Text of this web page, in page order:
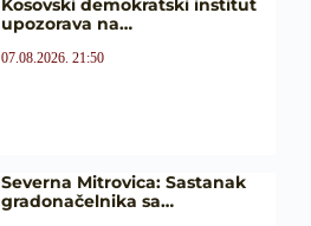
Kosovski demokratski institut
upozorava na…
07.08.2026. 21:50
Severna Mitrovica: Sastanak
gradonačelnika sa…